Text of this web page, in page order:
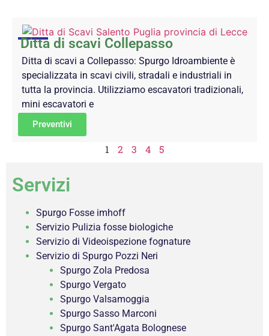
Ditta di scavi Collepasso
Ditta di scavi a Collepasso: Spurgo Idroambiente è
specializzata in scavi civili, stradali e industriali in
tutta la provincia. Utilizziamo escavatori tradizionali,
mini escavatori e
Preventivi
1 2 3 4 5
Servizi
Spurgo Fosse imhoff
Servizio Pulizia fosse biologiche
Servizio di Videoispezione fognature
Servizio di Spurgo Pozzi Neri
Spurgo Zola Predosa
Spurgo Vergato
Spurgo Valsamoggia
Spurgo Sasso Marconi
Spurgo Sant'Agata Bolognese